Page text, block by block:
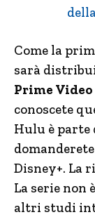
Come la
sarà
Prime
conoscete
Hulu è parte
Disney+. La
La serie non
altri studi